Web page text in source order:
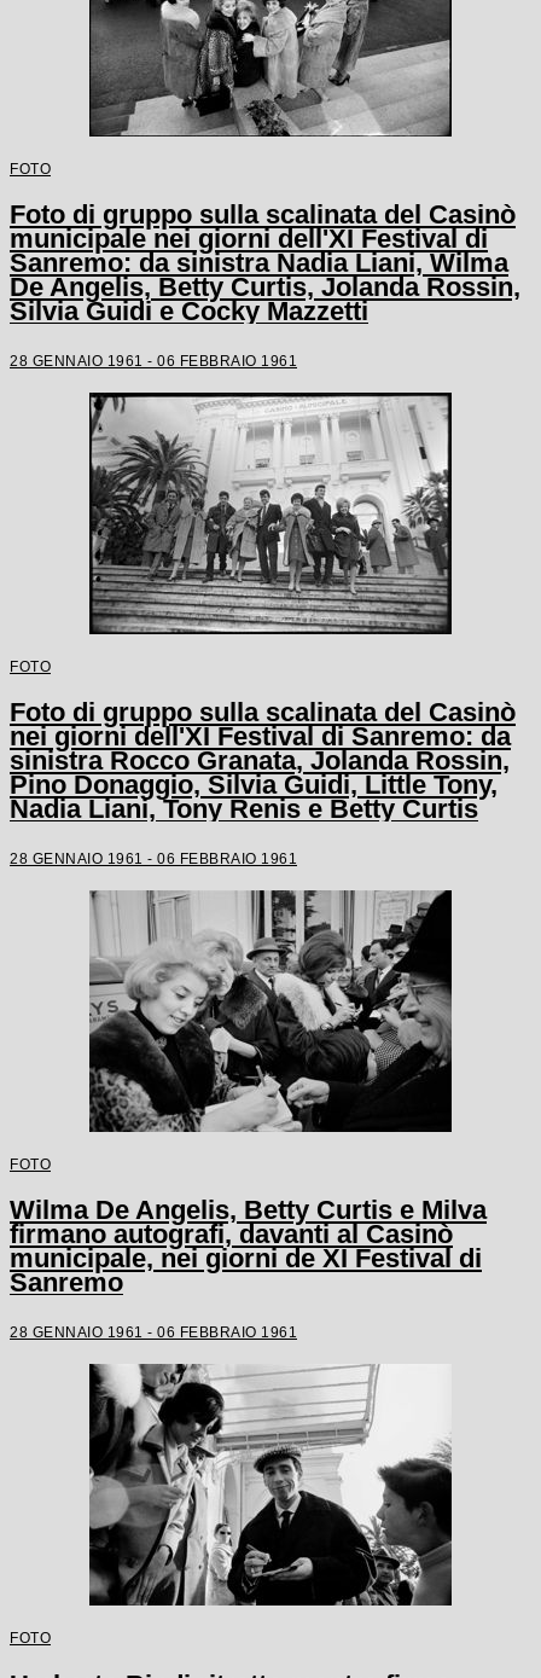
FOTO
Foto di gruppo sulla scalinata del Casinò
municipale nei giorni dell'XI Festival di
Sanremo: da sinistra Nadia Liani, Wilma
De Angelis, Betty Curtis, Jolanda Rossin,
Silvia Guidi e Cocky Mazzetti
28 GENNAIO 1961 - 06 FEBBRAIO 1961
FOTO
Foto di gruppo sulla scalinata del Casinò
nei giorni dell'XI Festival di Sanremo: da
sinistra Rocco Granata, Jolanda Rossin,
Pino Donaggio, Silvia Guidi, Little Tony,
Nadia Liani, Tony Renis e Betty Curtis
28 GENNAIO 1961 - 06 FEBBRAIO 1961
FOTO
Wilma De Angelis, Betty Curtis e Milva
firmano autografi, davanti al Casinò
municipale, nei giorni de XI Festival di
Sanremo
28 GENNAIO 1961 - 06 FEBBRAIO 1961
FOTO